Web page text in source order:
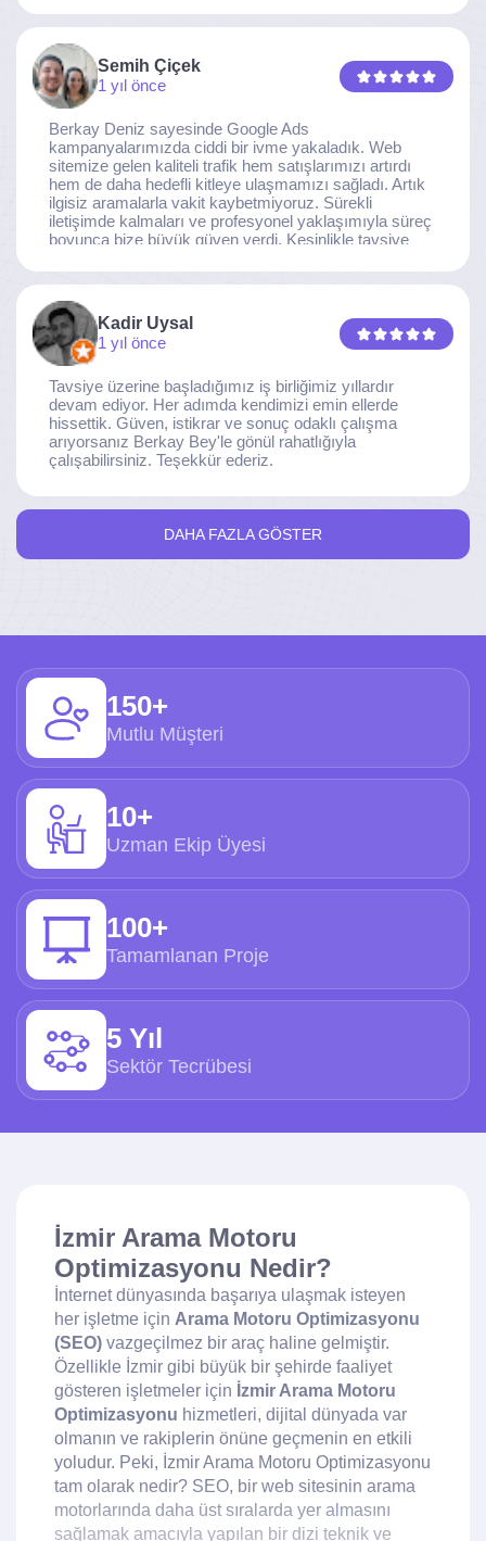
noktaya ulaştı. Kaliteden asla taviz vermeyen, her
ekibine gönülden teşekkür ederiz.
Semih Çiçek
1 yıl önce
Berkay Deniz sayesinde Google Ads
kampanyalarımızda ciddi bir ivme yakaladık. Web
sitemize gelen kaliteli trafik hem satışlarımızı artırdı
hem de daha hedefli kitleye ulaşmamızı sağladı. Artık
ilgisiz aramalarla vakit kaybetmiyoruz. Sürekli
iletişimde kalmaları ve profesyonel yaklaşımıyla süreç
boyunca bize büyük güven verdi. Kesinlikle tavsiye
Kadir Uysal
1 yıl önce
Tavsiye üzerine başladığımız iş birliğimiz yıllardır
devam ediyor. Her adımda kendimizi emin ellerde
hissettik. Güven, istikrar ve sonuç odaklı çalışma
arıyorsanız Berkay Bey'le gönül rahatlığıyla
çalışabilirsiniz. Teşekkür ederiz.
DAHA FAZLA GÖSTER
150+
Mutlu Müşteri
10+
Uzman Ekip Üyesi
100+
Tamamlanan Proje
5 Yıl
Sektör Tecrübesi
İzmir Arama Motoru
Optimizasyonu Nedir?
İnternet dünyasında başarıya ulaşmak isteyen
her işletme için Arama Motoru Optimizasyonu
(SEO) vazgeçilmez bir araç haline gelmiştir.
Özellikle İzmir gibi büyük bir şehirde faaliyet
gösteren işletmeler için İzmir Arama Motoru
Optimizasyonu hizmetleri, dijital dünyada var
olmanın ve rakiplerin önüne geçmenin en etkili
yoludur. Peki, İzmir Arama Motoru Optimizasyonu
tam olarak nedir? SEO, bir web sitesinin arama
motorlarında daha üst sıralarda yer almasını
sağlamak amacıyla yapılan bir dizi teknik ve